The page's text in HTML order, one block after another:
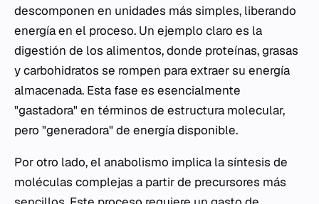
descomponen en unidades más simples, liberando
energía en el proceso. Un ejemplo claro es la
digestión de los alimentos, donde proteínas, grasas
y carbohidratos se rompen para extraer su energía
almacenada. Esta fase es esencialmente
"gastadora" en términos de estructura molecular,
pero "generadora" de energía disponible.
Por otro lado, el anabolismo implica la síntesis de
moléculas complejas a partir de precursores más